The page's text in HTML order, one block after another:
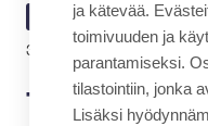
ARTIKKELIN
KATEGORIA
AJANKOHTAISTA
30.11.2020 | 13:08
Tehyn
ja kätevää.
toimivuuden ja
parantamiseksi.
tilastointiin, jonka
Lisäksi